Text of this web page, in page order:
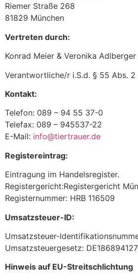
Riemer Straße 268
81829 München
Vertreten durch:
Konrad Meier & Veronika Adlberger
Verantwortliche/r i.S.d. § 55 Abs. 2
Kontakt:
Telefon: 089 – 94 55 37-0
Telefax: 089 – 945537-22
E-Mail: info@tiertrauer.de
Registereintrag:
Eintragung im Handelsregister.
Registergericht:Registergericht
Registernummer: HRB 116509
Umsatzsteuer-ID:
Umsatzsteuer-
Umsatzsteuergesetz: DE186894127
Hinweis auf EU-Streitschlichtung